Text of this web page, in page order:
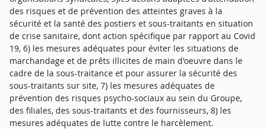
des risques et de prévention des atteintes graves à la
sécurité et la santé des postiers et sous-traitants en situation
de crise sanitaire, dont action spécifique par rapport au Covid
19, 6) les mesures adéquates pour éviter les situations de
marchandage et de prêts illicites de main d'oeuvre dans le
cadre de la sous-traitance et pour assurer la sécurité des
sous-traitants sur site, 7) les mesures adéquates de
prévention des risques psycho-sociaux au sein du Groupe,
des filiales, des sous-traitants et des fournisseurs, 8) les
mesures adéquates de lutte contre le harcèlement.